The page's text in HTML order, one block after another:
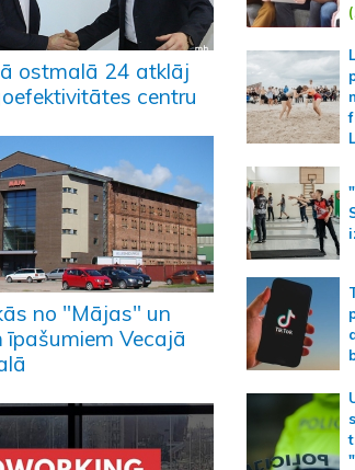
ostmalā 24 atklāj
centru
no "Mājas" un
īpašumiem Vecajā